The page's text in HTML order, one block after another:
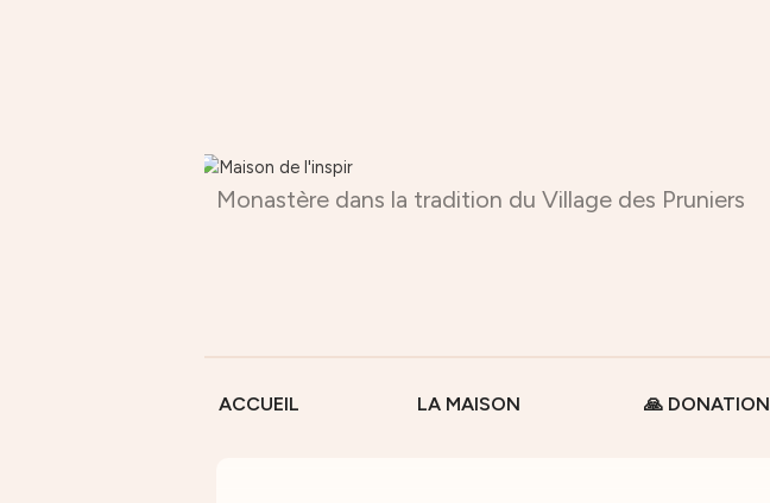
Monastère dans la tradition du Village des Pruniers
ACCUEIL LA MAISON 🙏 DONATION